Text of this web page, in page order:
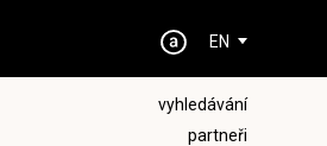
EN
vyhledávání
partneři